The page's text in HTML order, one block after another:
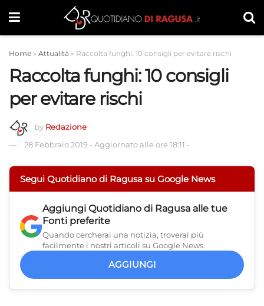
Home » Attualità » Raccolta funghi: 10 consigli per evitare rischi
Raccolta funghi: 10 consigli
per evitare rischi
by Redazione
28 Febbraio 2019 - Aggiornato alle ore 18:11 -
Segui Quotidiano di Ragusa su Google News
Aggiungi Quotidiano di Ragusa alle tue
Fonti preferite
Quando cercherai una notizia, troverai più
facilmente i nostri articoli su Google News.
AGGIUNGI